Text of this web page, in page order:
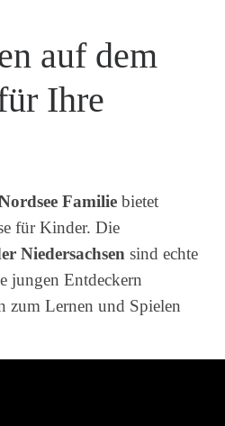
auf dem
Ihre
Familie bietet
für Kinder. Die
Niedersachsen sind echte
jungen Entdeckern
zum Lernen und Spielen